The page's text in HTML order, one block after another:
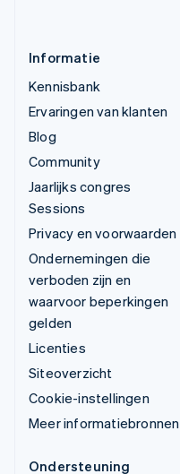
Informatie
Kennisbank
Ervaringen van klanten
Blog
Community
Jaarlijks congres
Sessions
Privacy en voorwaarden
Ondernemingen die
verboden zijn en
waarvoor beperkingen
gelden
Licenties
Siteoverzicht
Cookie-instellingen
Meer informatiebronnen
Ondersteuning